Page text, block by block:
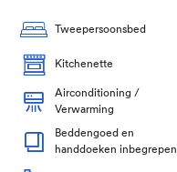
Tweepersoonsbed
Kitchenette
Airconditioning /
Verwarming
Beddengoed en
handdoeken inbegrepen